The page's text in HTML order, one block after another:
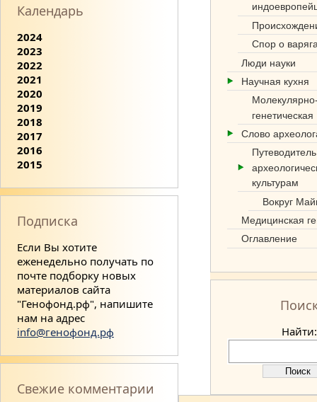
Календарь
2024
2023
2022
2021
2020
2019
2018
2017
2016
2015
Подписка
Если Вы хотите
еженедельно получать по
почте подборку новых
материалов сайта
"Генофонд.рф", напишите
нам на адрес
info@генофонд.рф
Свежие комментарии
Спор о
Люди науки
Научная кухня
генетическая
Слово
культурам
Вокруг
Медицинская
Оглавление
Найти: